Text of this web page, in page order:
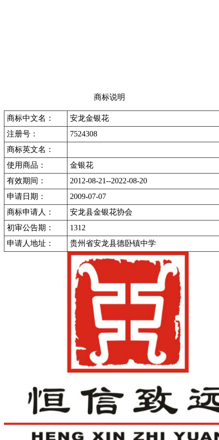
商标说明
商标中文名：
安龙金银花
注册号：
7524308
商标英文名：
使用商品：
金银花
有效期间：
2012-08-21--2022-08-20
申请日期：
2009-07-07
商标申请人：
安龙县金银花协会
初审公告期：
1312
申请人地址：
贵州省安龙县德卧镇中学